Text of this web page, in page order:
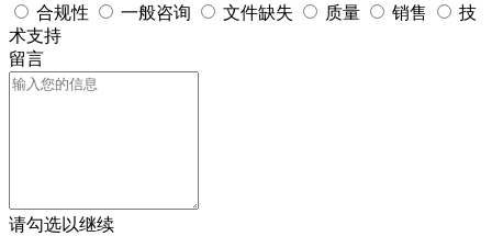
合规性
一般咨询 文件缺失 质量 销售
技
术支持
留言
请勾选以继续